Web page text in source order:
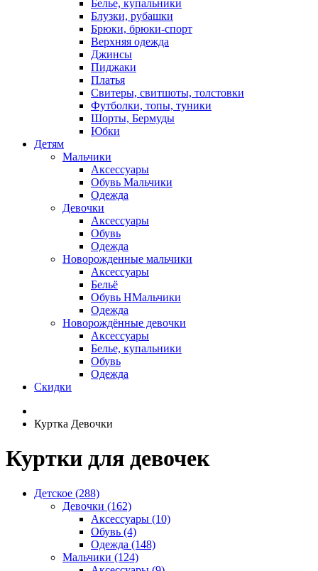
Белье, купальники
Блузки, рубашки
Брюки, брюки-спорт
Верхняя одежда
Джинсы
Пиджаки
Платья
Свитеры, свитшоты, толстовки
Футболки, топы, туники
Шорты, Бермуды
Юбки
Детям
Мальчики
Аксессуары
Обувь Мальчики
Одежда
Девочки
Аксессуары
Обувь
Одежда
Новорожденные мальчики
Аксессуары
Бельё
Обувь НМальчики
Одежда
Новорождённые девочки
Аксессуары
Белье, купальники
Обувь
Одежда
Скидки
Куртка Девочки
Куртки для девочек
Детское (288)
Девочки (162)
Аксессуары (10)
Обувь (4)
Одежда (148)
Мальчики (124)